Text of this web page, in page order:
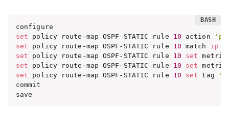
set policy route-map OSPF-STATIC rule 10 action
set policy route-map OSPF-STATIC rule 10 match ip
set policy route-map OSPF-STATIC rule 10 set
set policy route-map OSPF-STATIC rule 10 set
set policy route-map OSPF-STATIC rule 10 set tag
commit
save